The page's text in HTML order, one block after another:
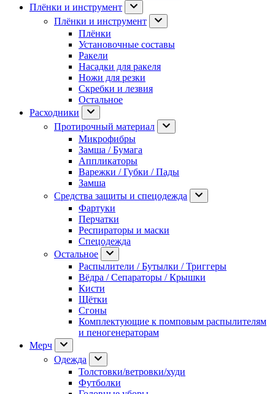
Плёнки и инструмент
Плёнки и инструмент
Плёнки
Установочные составы
Ракели
Насадки для ракеля
Ножи для резки
Скребки и лезвия
Остальное
Расходники
Протирочный материал
Микрофибры
Замша / Бумага
Аппликаторы
Варежки / Губки / Пады
Замша
Средства защиты и спецодежда
Фартуки
Перчатки
Респираторы и маски
Спецодежда
Остальное
Распылители / Бутылки / Триггеры
Вёдра / Сепараторы / Крышки
Кисти
Щётки
Сгоны
Комплектующие к помповым распылителям
и пеногенераторам
Мерч
Одежда
Толстовки/ветровки/худи
Футболки